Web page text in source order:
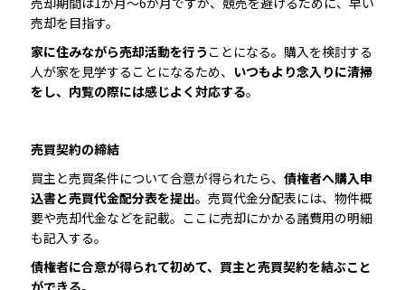
売却を目指す。
家に住みながら売却活動を行う ことになる。購入を検討する
人が家を見学することになるため、 いつもより念入りに清掃
をし、内覧の際には感じよく対応する。
売買契約の締結
買主と売買条件について合意が得られたら、 債権者へ購入申
込書と売買代金配分表を提出。売買代金分配表には、物件概
要や売却代金などを記載。ここに売却にかかる諸費用の明細
も記入する。
債権者に合意が得られて初めて、買主と売買契約を結ぶこと